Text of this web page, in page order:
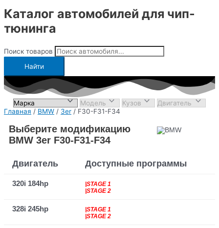
Каталог автомобилей для чип-
тюнинга
Поиск товаров
Найти
Главная / BMW / 3er / F30-F31-F34
Выберите модификацию
BMW 3er F30-F31-F34
Двигатель Доступные программы
320i 184hp
|STAGE 1
|STAGE 2
328i 245hp
|STAGE 1
|STAGE 2